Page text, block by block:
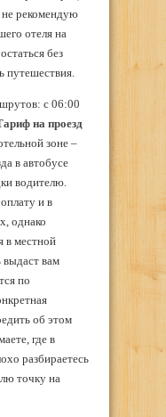
рекомендую
отеля на
без
путешествия.
с 06:00
на проезд
зоне –
в автобусе
водителю.
и в
однако
в местной
выдаст вам
по
об этом
где в
разбираетесь
точку на